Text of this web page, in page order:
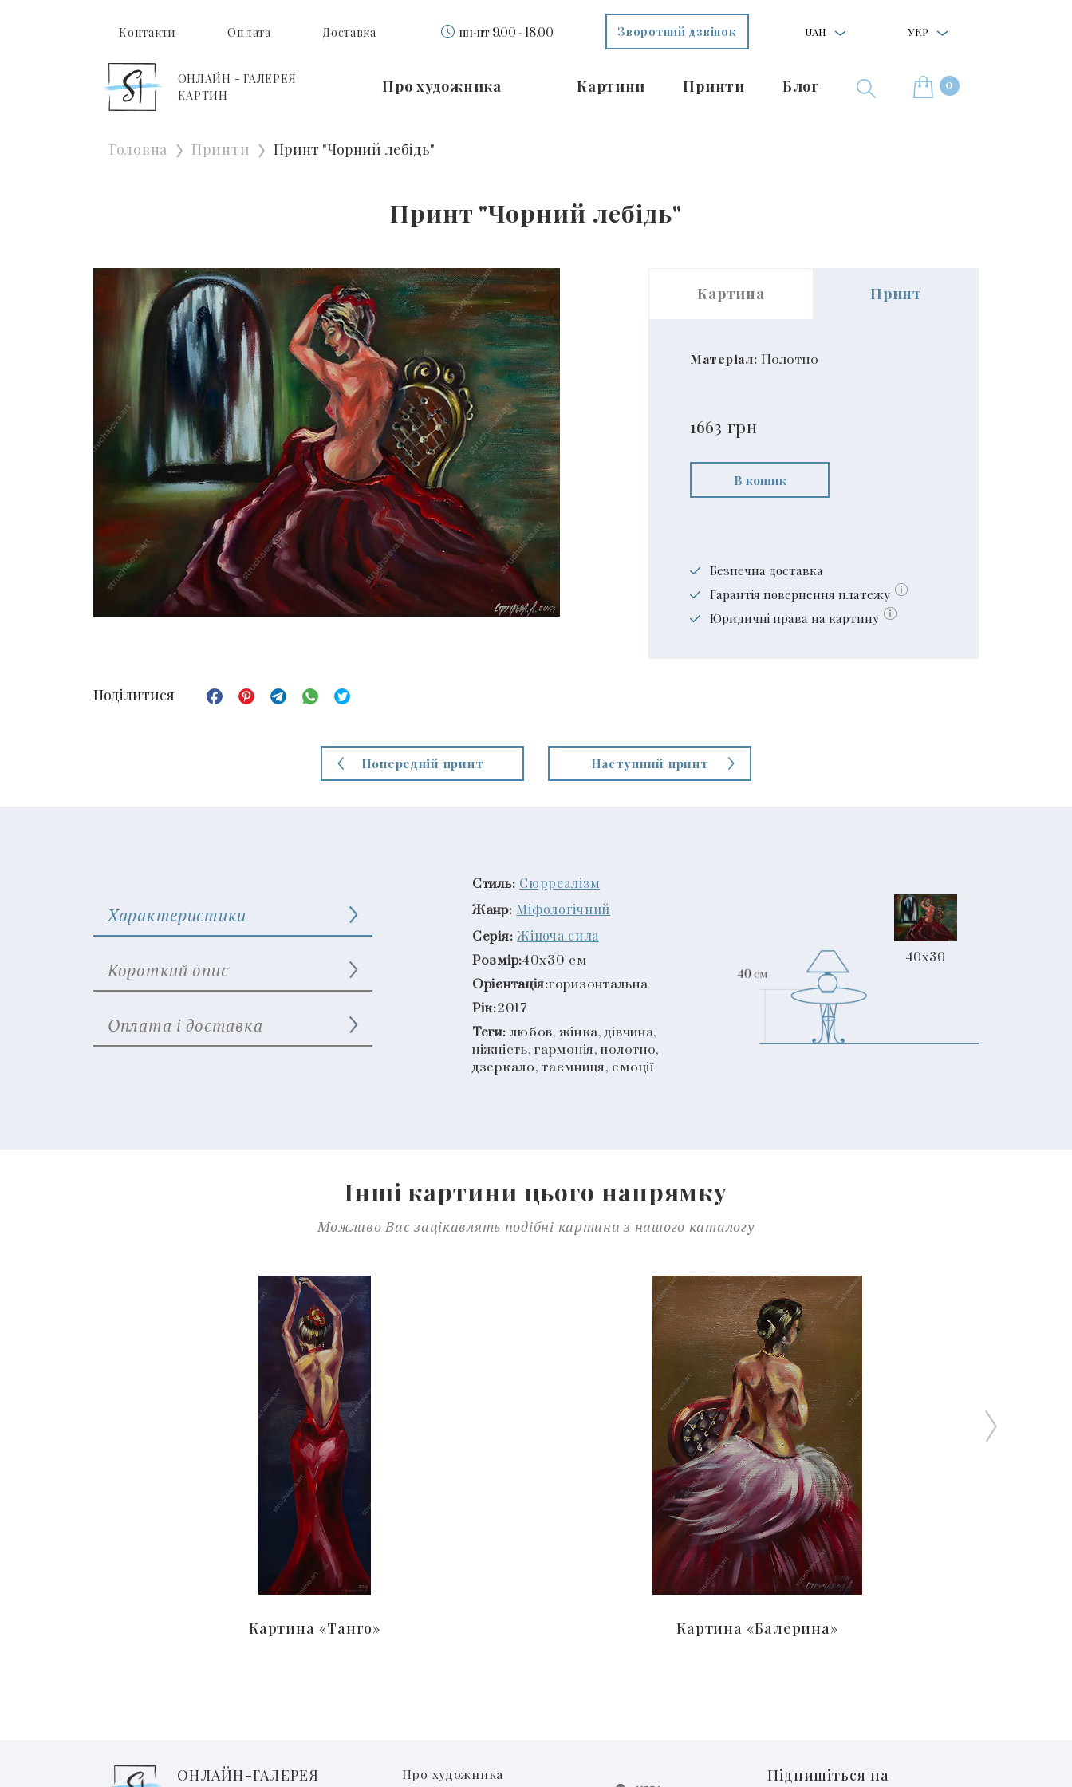
Контакти Оплата Доставка пн-пт 9.00 - 18.00 Зворотний дзвінок UAH УКР
ОНЛАЙН - ГАЛЕРЕЯ
КАРТИН
Про художника Картини Принти Блог 0
Головна Принти Принт "Чорний лебідь"
Принт "Чорний лебідь"
Картина Принт
Матеріал: Полотно
1663 грн
В кошик
Безпечна доставка
Гарантія повернення платежу
Юридичні права на картину
Поділитися
Попередній принт Наступний принт
Характеристики
Короткий опис
Оплата і доставка
Стиль: Сюрреалізм
Жанр: Міфологічний
Серія: Жіноча сила
Розмір:40x30 см
Орієнтація:горизонтальна
Рік:2017
Теги: любов, жінка, дівчина,
ніжність, гармонія, полотно,
дзеркало, таємниця, емоції
40x30
Інші картини цього напрямку
Можливо Вас зацікавлять подібні картини з нашого каталогу
Картина «Танго» Картина «Балерина»
ОНЛАЙН-ГАЛЕРЕЯ
Про художника
Підпишіться на